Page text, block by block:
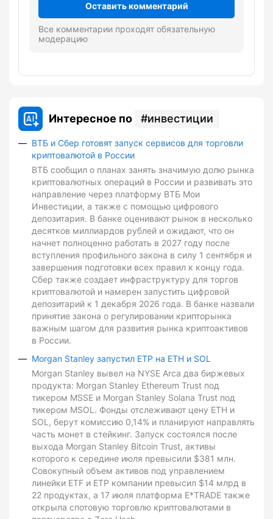
Оставить комментарий
Все комментарии проходят обязательную
модерацию
Интересное по инвестиции
ВТБ и Сбер готовят запуск сервисов для торговли
криптовалютой в России
ВТБ сообщил о планах занять значимую долю рынка
криптовалютных операций в России и развивать это
направление через платформу ВТБ Мои
Инвестиции, а также с помощью цифрового
депозитария. В банке оценивают рынок в несколько
десятков миллиардов рублей и ожидают, что он
начнет полноценно работать в 2027 году после
вступления профильного закона в силу 1 сентября и
завершения подготовки всех правил к концу года.
Сбер также создает инфраструктуру для торгов
криптовалютой и намерен запустить цифровой
депозитарий к 1 декабря 2026 года. В банке назвали
принятие закона о регулировании крипторынка
важным шагом для развития рынка криптоактивов
в России.
Morgan Stanley запустил ETP на ETH и SOL
Morgan Stanley вывел на NYSE Arca два биржевых
продукта: Morgan Stanley Ethereum Trust под
тикером MSSE и Morgan Stanley Solana Trust под
тикером MSOL. Фонды отслеживают цену ETH и
SOL, берут комиссию 0,14% и планируют направлять
часть монет в стейкинг. Запуск состоялся после
выхода Morgan Stanley Bitcoin Trust, активы
которого к середине июля превысили $381 млн.
Совокупный объем активов под управлением
линейки ETF и ETP компании превысил $14 млрд в
22 продуктах, а 17 июля платформа E*TRADE также
открыла спотовую торговлю криптовалютами в